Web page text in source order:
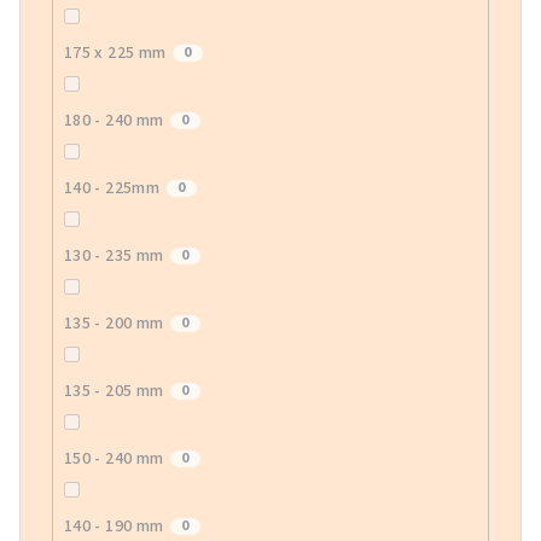
175 x 225 mm 0
180 - 240 mm 0
140 - 225mm 0
130 - 235 mm 0
135 - 200 mm 0
135 - 205 mm 0
150 - 240 mm 0
140 - 190 mm 0